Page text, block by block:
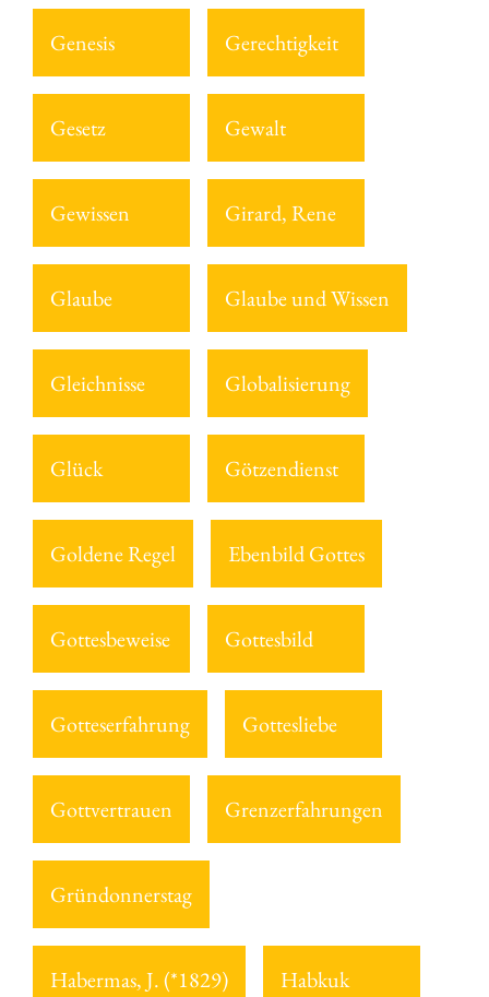
Genesis Gerechtigkeit
Gesetz Gewalt
Gewissen Girard, Rene
Glaube Glaube und Wissen
Gleichnisse Globalisierung
Glück Götzendienst
Goldene Regel Ebenbild Gottes
Gottesbeweise Gottesbild
Gotteserfahrung Gottesliebe
Gottvertrauen Grenzerfahrungen
Gründonnerstag
Habermas, J. (*1829) Habkuk